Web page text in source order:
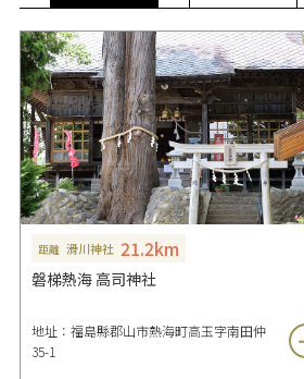
距離 滑川神社 21.2km
磐梯熱海 高司神社
地址：福島縣郡山市熱海町高玉字南田仲
35-1